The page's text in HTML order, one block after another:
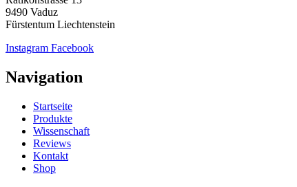
9490 Vaduz
Fürstentum Liechtenstein
Instagram Facebook
Navigation
Startseite
Produkte
Wissenschaft
Reviews
Kontakt
Shop